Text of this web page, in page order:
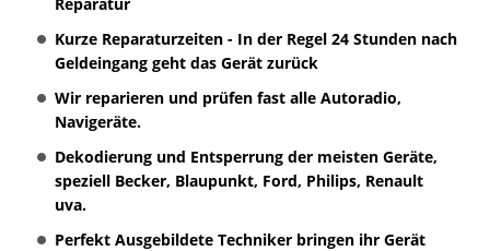
Kurze Reparaturzeiten - In der Regel 24 Stunden nach
Geldeingang geht das Gerät zurück
Wir reparieren und prüfen fast alle Autoradio,
Navigeräte.
Dekodierung und Entsperrung der meisten Geräte,
speziell Becker, Blaupunkt, Ford, Philips, Renault
uva.
Perfekt Ausgebildete Techniker bringen ihr Gerät